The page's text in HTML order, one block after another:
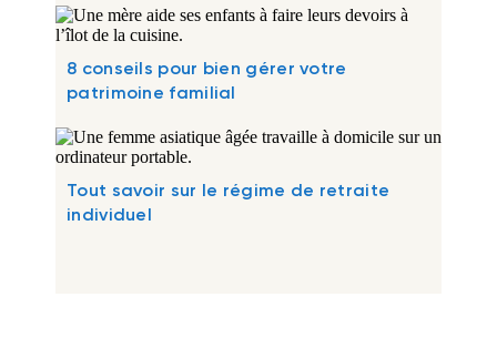
8 conseils pour bien gérer votre
patrimoine familial
Tout savoir sur le régime de retraite
individuel